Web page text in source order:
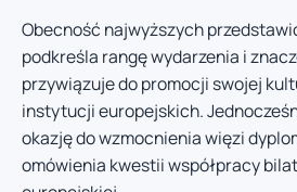
Obecność najwyższych
podkreśla rangę wydarzenia i
przywiązuje do promocji swojej
instytucji europejskich.
okazję do wzmocnienia więzi
omówienia kwestii współpracy